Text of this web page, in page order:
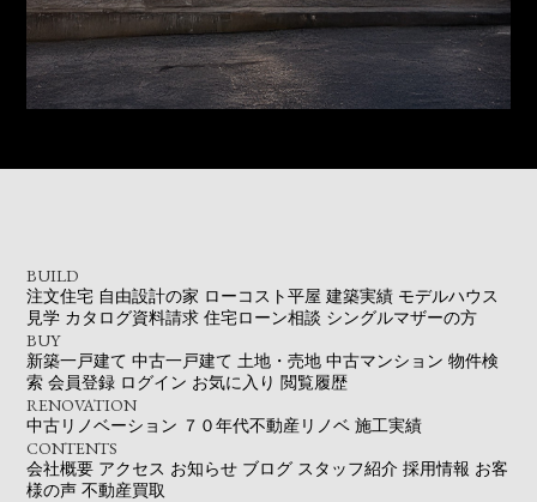
BUILD
注文住宅 自由設計の家 ローコスト平屋 建築実績 モデルハウス
見学 カタログ資料請求 住宅ローン相談 シングルマザーの方
BUY
新築一戸建て 中古一戸建て 土地・売地 中古マンション 物件検
索 会員登録 ログイン お気に入り 閲覧履歴
RENOVATION
中古リノベーション ７０年代不動産リノベ 施工実績
CONTENTS
会社概要 アクセス お知らせ ブログ スタッフ紹介 採用情報 お客
様の声 不動産買取